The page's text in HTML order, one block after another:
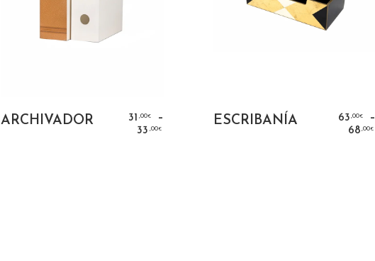
SELECT OPTIONS
ARCHIVADOR 31 ,00€ –
33 ,00€
SELECT OPTIONS
ESCRIBANÍA 63 ,00€ –
68 ,00€